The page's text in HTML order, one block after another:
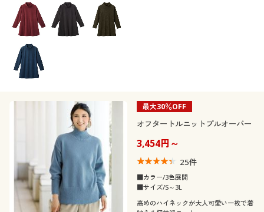
ノルディック柄
フリース
ツイード リネン・麻
ストレッチ
スポーツ
テイスト
シック ナチュラル
着用感
40代
60代
冬 秋
春 夏
円 絞込
閉じる
最大30％OFF
オフタートルニットプルオーバー
3,454円～
25件
■カラー/3色展開
■サイズ/S～3L
高めのハイネックが大人可愛い一枚で着